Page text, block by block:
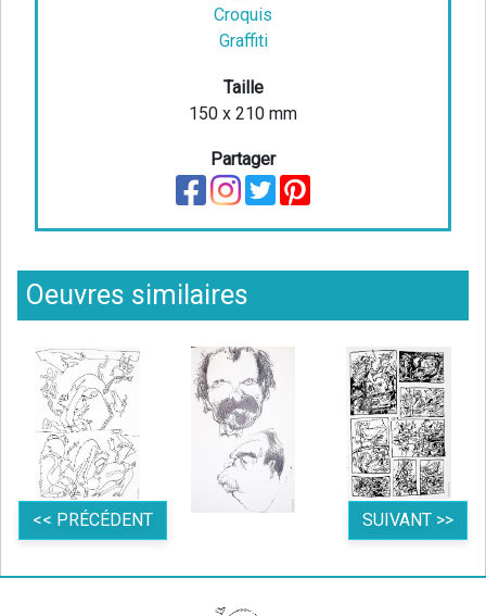
Croquis
Graffiti
Taille
150 x 210 mm
Partager
Oeuvres similaires
<< PRÉCÉDENT SUIVANT >>